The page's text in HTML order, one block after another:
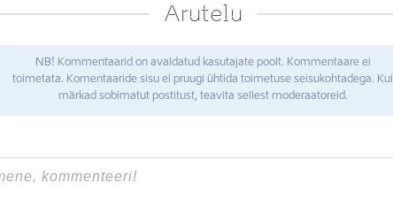
Arutelu
NB! Kommentaarid on avaldatud kasutajate poolt. Kommentaare ei
toimetata. Komentaaride sisu ei pruugi ühtida toimetuse seisukohtadega. Kui
märkad sobimatut postitust, teavita sellest moderaatoreid.